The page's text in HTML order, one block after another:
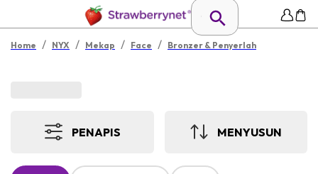
Home / NYX / Mekap / Face / Bronzer & Penyerlah
PENAPIS MENYUSUN